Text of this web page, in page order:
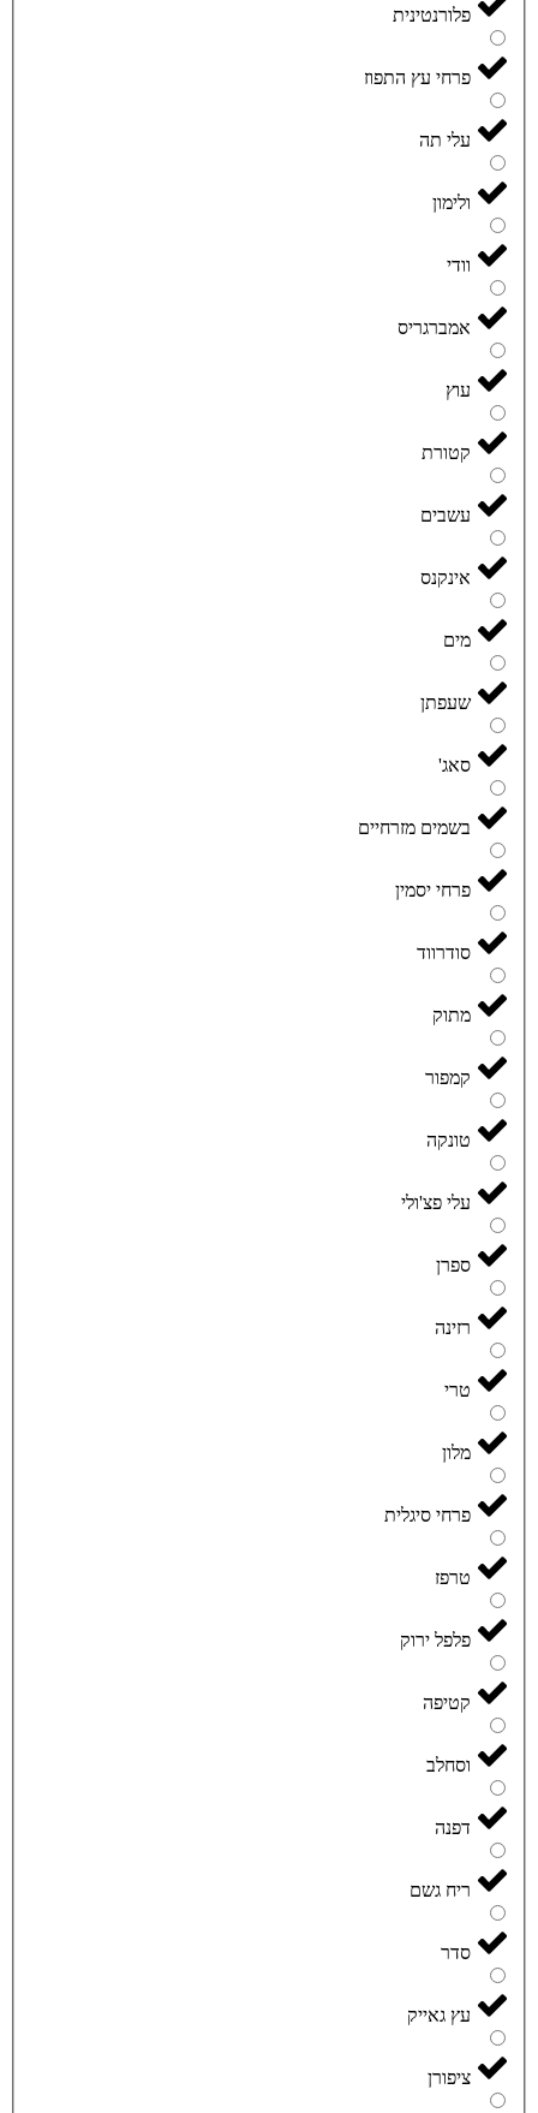
פלורנטינית
פרחי עץ התפוז
עלי תה
ולימון
וודי
אמברגריס
עוץ
קטורת
עשבים
אינקנס
מים
שעפתן
סאג'
בשמים מזרחיים
פרחי יסמין
סודרווד
מתוק
קמפור
טונקה
עלי פצ'ולי
ספרן
רזינה
טרי
מלון
פרחי סיגלית
טרפז
פלפל ירוק
קטיפה
וסחלב
דפנה
ריח גשם
סדר
עץ גאייק
ציפורן